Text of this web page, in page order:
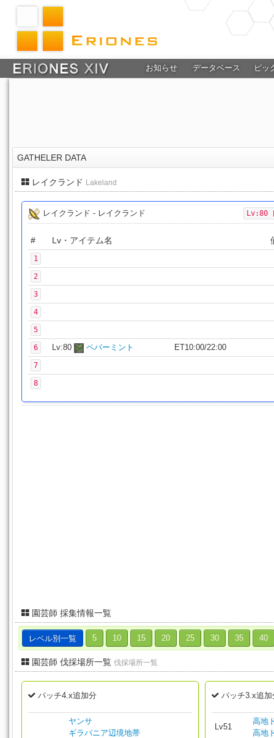
お知らせ データベース ピッ
GATHELER DATA
レイクランド Lakeland
レイクランド - レイクランド Lv:80
# Lv・アイテム名
1
2
3
4
5
6 Lv:80 ペパーミント ET10:00/22:00
7
8
園芸師 採集情報一覧
レベル別一覧 5 10 15 20 25 30 35 40
園芸師 伐採場所一覧 伐採場所一覧
パッチ4.x追加分
ヤンサ
ギラバニア辺境地帯
パッチ3.x追加
Lv51
高地
高地